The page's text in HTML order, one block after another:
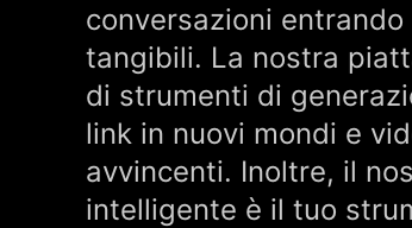
conversazioni
tangibili. La nostra
di strumenti di
link in nuovi mondi e
avvincenti. Inoltre, il
intelligente è il tuo